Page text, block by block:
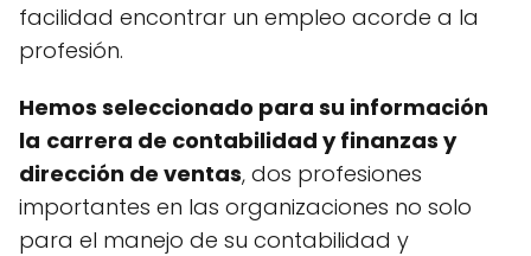
facilidad encontrar un empleo acorde a la
profesión.
Hemos seleccionado para su información
la carrera de contabilidad y finanzas y
dirección de ventas, dos profesiones
importantes en las organizaciones no solo
para el manejo de su contabilidad y